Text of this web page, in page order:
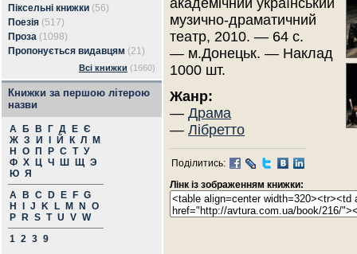
Піксельні книжки (56)
Поезія (517)
Проза (1098)
Пропонується видавцям (21)
Всі книжки (1660)
Книжки за першою літерою
назви
А Б В Г Д Е Є
Ж З И Й К Л
М
Н
О П Р С Т У
Ф Х Ц Ч Ш Щ Э
Ю Я
A
B C D E F G
H
J K L M N
O
P
R S T U V W
1 2 3 9
академічний український
музично-драматичний
театр, 2010. — 64 с.
— м.Донецьк. — Наклад
1000 шт.
Жанр:
— Драма
— Лібретто
Поділитись:
Лінк із зображенням книжки: